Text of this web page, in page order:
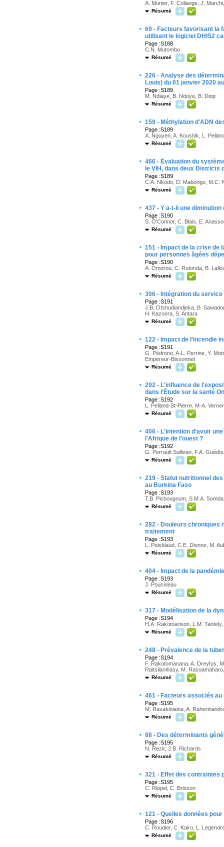
A. Munier, F. Collange, J.
Résumé
· 69 - Facteurs favorisant la
utilisant le logiciel DHIS2
Page :S188
C.N. Mutombo
Résumé
· 226 - Analyse des
Louis) du 01 janvier 2020
Page :S189
M. Ndiaye, B. Ndoye, B. Diop
Résumé
· 159 - Méthylation d'ADN
Page :S189
A. Nguyen, A. Koushik, L.
Résumé
· 466 - Évaluation du
le VIH, dans deux Districts
Page :S189
C.A. Nkodo, D. Mabongo, M.C.
Résumé
· 437 - Y a-t-il une
Page :S190
S. O'Connor, C. Blais, E.
Résumé
· 151 - Impact de la crise de
pour personnes âgées
Page :S190
A. Omorou, C. Rotonda, B.
Résumé
· 306 - Intégration du
Page :S191
J.B. Otshudiandjeka, B.
H. Kazoora, S. Antara
Résumé
· 122 - Impact de l'incendie
Page :S191
G. Pédrono, A-L. Perrine, Y.
Empereur-Bissonnet
Résumé
· 292 - L'influence de
dans l’Étude sur la santé
Page :S192
L. Pelland-St-Pierre, M-A.
Résumé
· 406 - L'intention d'avoir
l'Afrique de l'ouest ?
Page :S192
G. Perrault Sullivan, F.A.
Résumé
· 219 - Statut nutritionnel
au Burkina Faso
Page :S193
T.B. Picbougoum, S.M.A.
Résumé
· 282 - Douleurs chroniques
traitement
Page :S193
L. Poisblaud, C.E. Dionne, M.
Résumé
· 404 - Impact de la
Page :S193
J. Poucineau
Résumé
· 317 - Modélisation de la
Page :S194
H.A. Rakotoarison, L.M.
Résumé
· 248 - Prévalence de la
Page :S194
F. Rakotomanana, A. Dreyfus,
Raitsilanihasy, M.
Résumé
· 461 - Facteurs associés
Page :S195
M. Ravakiniaina, A.
Résumé
· 88 - Des déterminants
Page :S195
N. Rezk, J.B. Richards
Résumé
· 321 - Effet des contraintes
Page :S195
C. Riopel, C. Brisson
Résumé
· 121 - Quelles données
Page :S196
C. Roudier, C. Kairo, L.
Résumé